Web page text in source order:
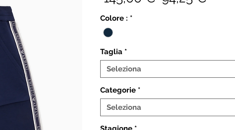
Colore : *
Taglia *
Seleziona
Categorie *
Seleziona